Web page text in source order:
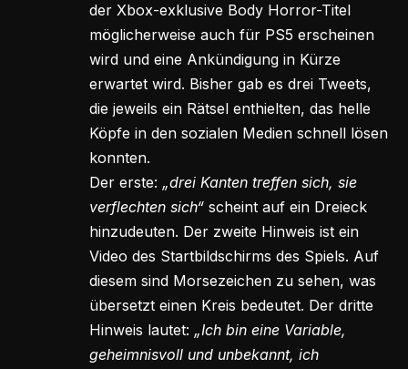
der Xbox-exklusive Body Horror-Titel
möglicherweise auch für PS5 erscheinen
wird und eine Ankündigung in Kürze
erwartet wird. Bisher gab es drei Tweets,
die jeweils ein Rätsel enthielten, das helle
Köpfe in den sozialen Medien schnell lösen
konnten.
Der erste: „drei Kanten treffen sich, sie
verflechten sich“ scheint auf ein Dreieck
hinzudeuten. Der zweite Hinweis ist ein
Video des Startbildschirms des Spiels. Auf
diesem sind Morsezeichen zu sehen, was
übersetzt einen Kreis bedeutet. Der dritte
Hinweis lautet: „Ich bin eine Variable,
geheimnisvoll und unbekannt, ich